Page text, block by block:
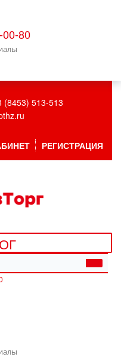
80
(8453) 513-513
РЕГИСТРАЦИЯ